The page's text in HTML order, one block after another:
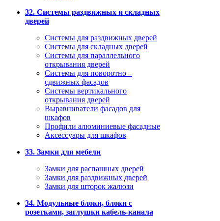
32. Системы раздвижных и складных
дверей
Системы для раздвижных дверей
Системы для складных дверей
Системы для параллельного
открывания дверей
Системы для поворотно –
сдвижных фасадов
Системы вертикального
открывания дверей
Выравниватели фасадов для
шкафов
Профили алюминиевые фасадные
Аксессуары для шкафов
33. Замки для мебели
Замки для распашных дверей
Замки для раздвижных дверей
Замки для шторок жалюзи
34. Модульные блоки, блоки с
розетками, заглушки кабель-канала